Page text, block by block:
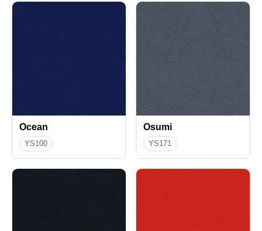
Ocean
YS100
Osumi
YS171